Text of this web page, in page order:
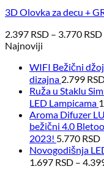
3D Olovka za decu +
2.397 RSD – 3.770 RSD
Najnoviji
WIFI Bežični
dizajna 2.799
Ruža u Staklu
LED Lampicama
Aroma Difuzer
bežični 4.0
2023! 5.770 RSD
Novogodišnja
1.697 RSD –